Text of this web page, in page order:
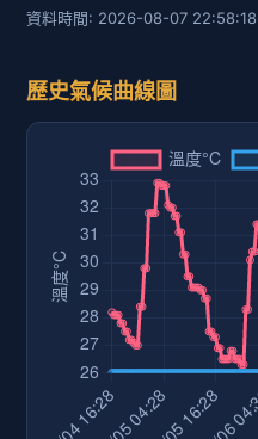
資料時間: 2026-08-07 22:58:18
歷史氣候曲線圖